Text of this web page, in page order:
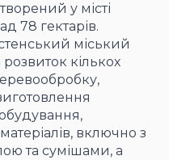
у місті
78 гектарів.
міський
кількох
включно з
та сумішами, а